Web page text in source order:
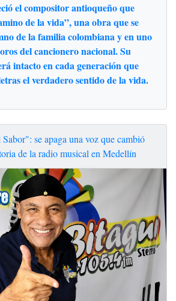
el compositor antioqueño que
de la vida”, una obra que se
de la familia colombiana y en uno
del cancionero nacional. Su
intacto en cada generación que
el verdadero sentido de la vida.
se apaga una voz que cambió
de la radio musical en Medellín